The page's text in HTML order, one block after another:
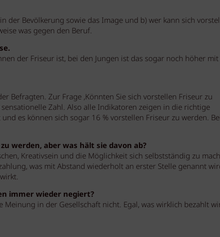
der Bevölkerung sowie das Image und b) wer kann sich
was gegen den Beruf.
der Friseur ist, bei den Jungen ist das sogar noch höher mit
Befragten. Zur Frage ‚Könnten Sie sich vorstellen Friseur zu
Zahl. Also alle Indikatoren zeigen in die richtige
es können sich sogar 16 % vorstellen Friseur zu werden.
werden, aber was hält sie davon ab?
Kreativsein und die Möglichkeit sich selbstständig zu
was mit Abstand wiederholt an erster Stelle genannt
immer wieder negiert?
in der Gesellschaft nicht. Egal, was wirklich bezahlt